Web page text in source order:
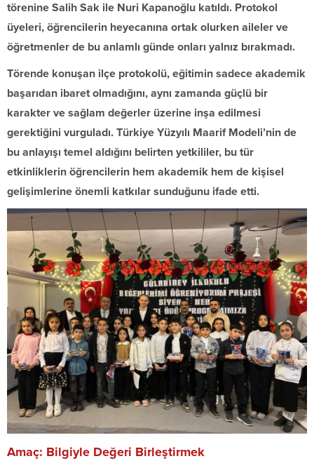
törenine Salih Sak ile Nuri Kapanoğlu katıldı. Protokol
üyeleri, öğrencilerin heyecanına ortak olurken aileler ve
öğretmenler de bu anlamlı günde onları yalnız bırakmadı.
Törende konuşan ilçe protokolü, eğitimin sadece akademik
başarıdan ibaret olmadığını, aynı zamanda güçlü bir
karakter ve sağlam değerler üzerine inşa edilmesi
gerektiğini vurguladı. Türkiye Yüzyılı Maarif Modeli’nin de
bu anlayışı temel aldığını belirten yetkililer, bu tür
etkinliklerin öğrencilerin hem akademik hem de kişisel
gelişimlerine önemli katkılar sunduğunu ifade etti.
Amaç: Bilgiyle Değeri Birleştirmek